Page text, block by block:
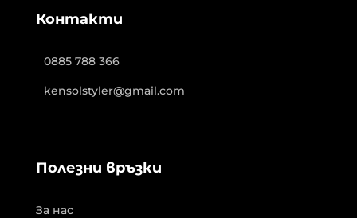
Контакти
0885 788 366
kensolstyler@gmail.com
Полезни връзки
За нас